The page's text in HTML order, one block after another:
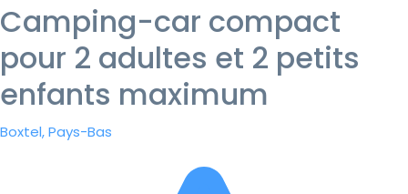
Camping-car compact
pour 2 adultes et 2 petits
enfants maximum
Boxtel, Pays-Bas